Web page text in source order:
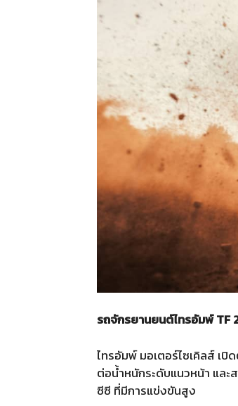
รถจักรยานยนต์ไทรอัมพ์ TF
ไทรอัมพ์ มอเตอร์ไซเคิลส์ เ
ต่อน้ำหนักระดับแนวหน้า แล
ซีซี ที่มีการแข่งขันสูง